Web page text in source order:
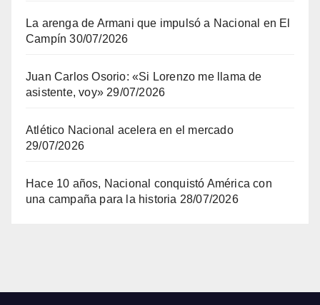
La arenga de Armani que impulsó a Nacional en El
Campín 30/07/2026
Juan Carlos Osorio: «Si Lorenzo me llama de
asistente, voy» 29/07/2026
Atlético Nacional acelera en el mercado
29/07/2026
Hace 10 años, Nacional conquistó América con
una campaña para la historia 28/07/2026